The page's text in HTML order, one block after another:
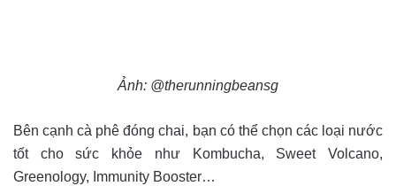
Ảnh: @therunningbeansg
Bên cạnh cà phê đóng chai, bạn có thể chọn các loại nước
tốt cho sức khỏe như Kombucha, Sweet Volcano,
Greenology, Immunity Booster…